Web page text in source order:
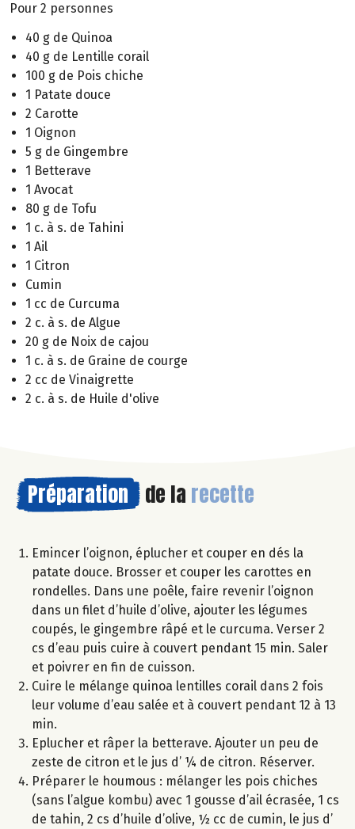
Pour 2 personnes
40 g de Quinoa
40 g de Lentille corail
100 g de Pois chiche
1 Patate douce
2 Carotte
1 Oignon
5 g de Gingembre
1 Betterave
1 Avocat
80 g de Tofu
1 c. à s. de Tahini
1 Ail
1 Citron
Cumin
1 cc de Curcuma
2 c. à s. de Algue
20 g de Noix de cajou
1 c. à s. de Graine de courge
2 cc de Vinaigrette
2 c. à s. de Huile d'olive
Préparation de la recette
Emincer l’oignon, éplucher et couper en dés la
patate douce. Brosser et couper les carottes en
rondelles. Dans une poêle, faire revenir l’oignon
dans un filet d’huile d’olive, ajouter les légumes
coupés, le gingembre râpé et le curcuma. Verser 2
cs d’eau puis cuire à couvert pendant 15 min. Saler
et poivrer en fin de cuisson.
Cuire le mélange quinoa lentilles corail dans 2 fois
leur volume d’eau salée et à couvert pendant 12 à 13
min.
Eplucher et râper la betterave. Ajouter un peu de
zeste de citron et le jus d’ ¼ de citron. Réserver.
Préparer le houmous : mélanger les pois chiches
(sans l’algue kombu) avec 1 gousse d’ail écrasée, 1 cs
de tahin, 2 cs d’huile d’olive, ½ cc de cumin, le jus d’